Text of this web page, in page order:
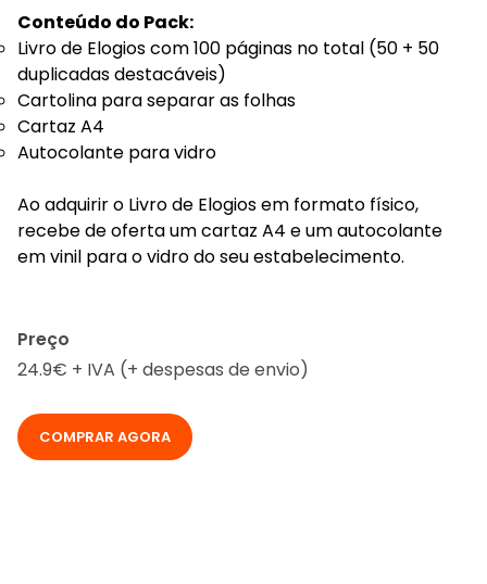
Conteúdo do Pack:
Livro de Elogios com 100 páginas no total (50 + 50
duplicadas destacáveis)
Cartolina para separar as folhas
Cartaz A4
Autocolante para vidro
Ao adquirir o Livro de Elogios em formato físico,
recebe de oferta um cartaz A4 e um autocolante
em vinil para o vidro do seu estabelecimento.
Preço
24.9€ + IVA (+ despesas de envio)
COMPRAR AGORA